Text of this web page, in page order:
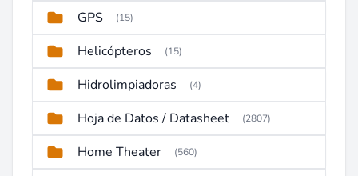
GPS (15)
Helicópteros (15)
Hidrolimpiadoras (4)
Hoja de Datos / Datasheet (2807)
Home Theater (560)